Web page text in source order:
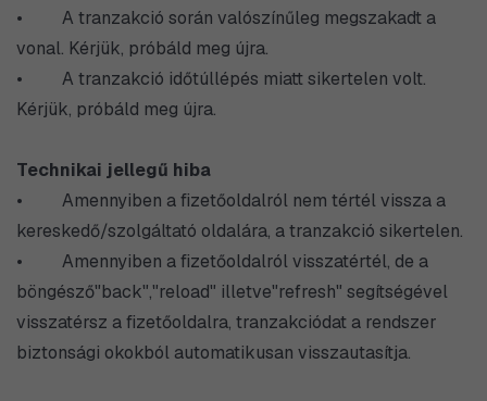
• A tranzakció során valószínűleg megszakadt a
vonal. Kérjük, próbáld meg újra.
• A tranzakció időtúllépés miatt sikertelen volt.
Kérjük, próbáld meg újra.
Technikai jellegű hiba
• Amennyiben a fizetőoldalról nem tértél vissza a
kereskedő/szolgáltató oldalára, a tranzakció sikertelen.
• Amennyiben a fizetőoldalról visszatértél, de a
böngésző"back","reload" illetve"refresh" segítségével
visszatérsz a fizetőoldalra, tranzakciódat a rendszer
biztonsági okokból automatikusan visszautasítja.